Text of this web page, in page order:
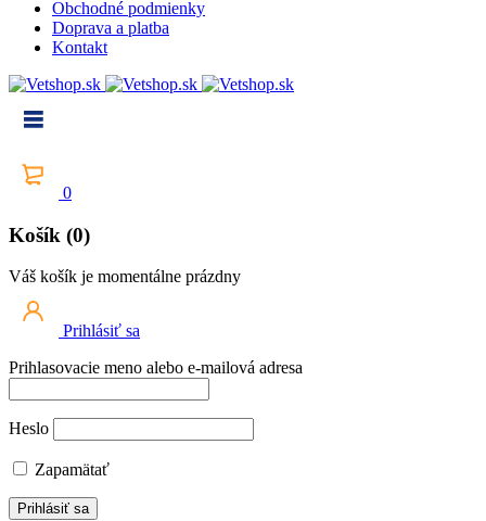
Obchodné podmienky
Doprava a platba
Kontakt
0
Košík (0)
Váš košík je momentálne prázdny
Prihlásiť sa
Prihlasovacie meno alebo e-mailová adresa
Heslo
Zapamätať